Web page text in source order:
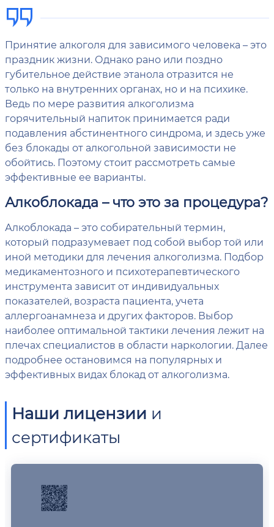
Принятие алкоголя для зависимого человека – это
праздник жизни. Однако рано или поздно
губительное действие этанола отразится не
только на внутренних органах, но и на психике.
Ведь по мере развития алкоголизма
горячительный напиток принимается ради
подавления абстинентного синдрома, и здесь уже
без блокады от алкогольной зависимости не
обойтись. Поэтому стоит рассмотреть самые
эффективные ее варианты.
Алкоблокада – что это за процедура?
Алкоблокада – это собирательный термин,
который подразумевает под собой выбор той или
иной методики для лечения алкоголизма. Подбор
медикаментозного и психотерапевтического
инструмента зависит от индивидуальных
показателей, возраста пациента, учета
аллергоанамнеза и других факторов. Выбор
наиболее оптимальной тактики лечения лежит на
плечах специалистов в области наркологии. Далее
подробнее остановимся на популярных и
эффективных видах блокад от алкоголизма.
Наши лицензии и
сертификаты